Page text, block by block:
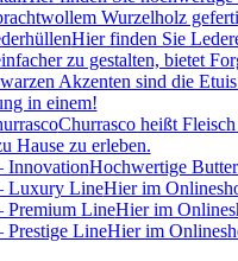
Wurzelholz
Hier finden Sie
zu gestalten, bietet
Akzenten sind die
in einem!
Churrasco heißt
Hause zu erleben.
InnovationHochwertige
Luxury LineHier im
Premium LineHier im
Prestige LineHier im